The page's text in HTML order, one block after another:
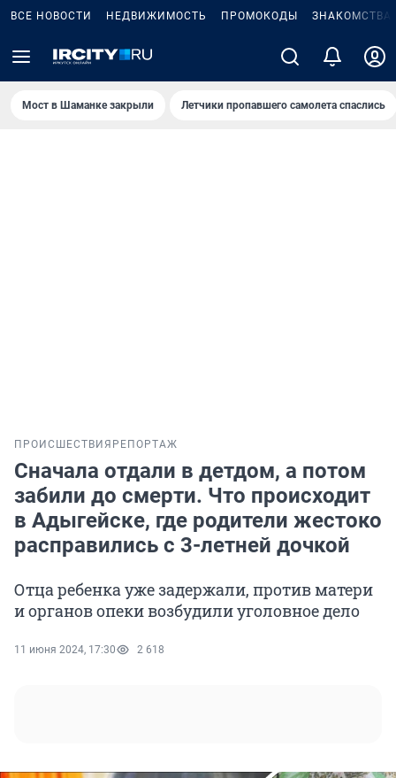
ВСЕ НОВОСТИ НЕДВИЖИМОСТЬ ПРОМОКОДЫ ЗНАКОМСТВА
Мост в Шаманке закрыли Летчики пропавшего самолета спаслись
ПРОИСШЕСТВИЯ РЕПОРТАЖ
Сначала отдали в детдом, а потом
забили до смерти. Что происходит
в Адыгейске, где родители жестоко
расправились с 3-летней дочкой
Отца ребенка уже задержали, против матери
и органов опеки возбудили уголовное дело
11 июня 2024, 17:30 2 618